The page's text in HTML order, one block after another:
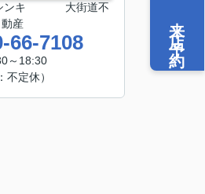
シンキ 大街道不
動産
66-7108
～18:30
不定休）
来店予約